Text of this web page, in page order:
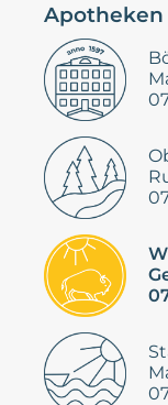
Apotheken